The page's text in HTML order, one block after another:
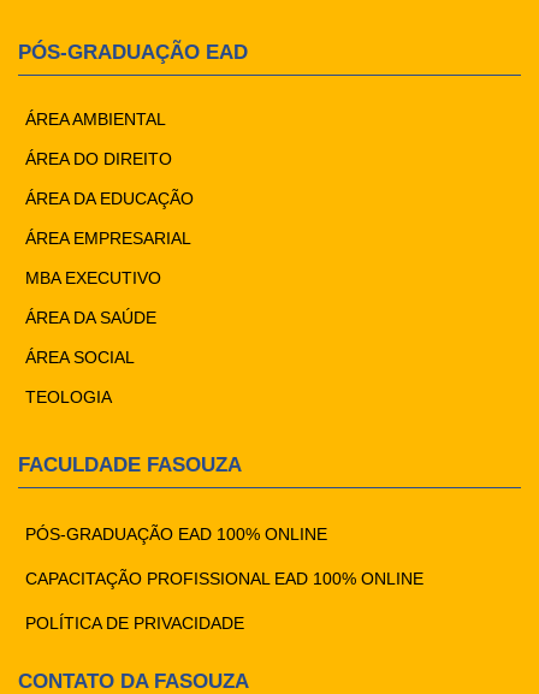
PÓS-GRADUAÇÃO EAD
ÁREA AMBIENTAL
ÁREA DO DIREITO
ÁREA DA EDUCAÇÃO
ÁREA EMPRESARIAL
MBA EXECUTIVO
ÁREA DA SAÚDE
ÁREA SOCIAL
TEOLOGIA
FACULDADE FASOUZA
PÓS-GRADUAÇÃO EAD 100% ONLINE
CAPACITAÇÃO PROFISSIONAL EAD 100% ONLINE
POLÍTICA DE PRIVACIDADE
CONTATO DA FASOUZA